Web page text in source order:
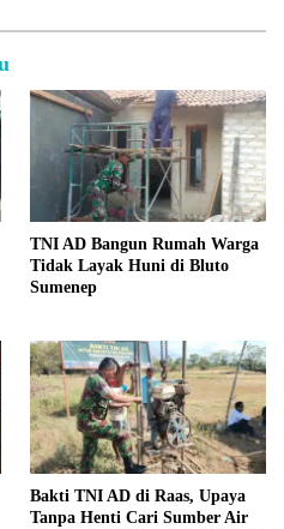
TNI AD Bangun Rumah Warga
Tidak Layak Huni di Bluto
Sumenep
Bakti TNI AD di Raas, Upaya
Tanpa Henti Cari Sumber Air